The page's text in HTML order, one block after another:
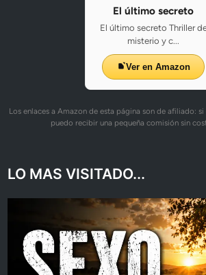
El último secreto
El último secreto Thriller
misterio y c...
Ver en Amazon
Los enlaces a Amazon de esta página son de afiliado:
puedo recibir una pequeña comisión sin
LO MAS VISITADO...